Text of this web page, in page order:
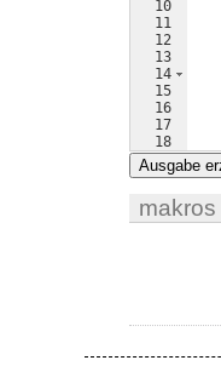
10
11
12
13
14
15
16
17
18
Ausgabe
makros